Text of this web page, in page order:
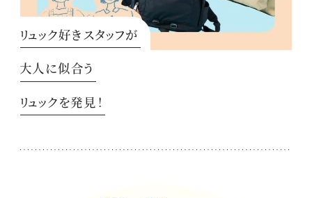
リュック好きスタッフが
大人に似合う
リュックを発見！